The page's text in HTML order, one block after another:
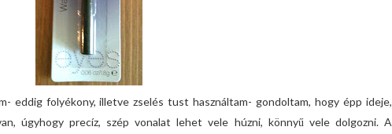
eddig folyékony, illetve zselés tust használtam- gondoltam, hogy épp ideje,
úgyhogy precíz, szép vonalat lehet vele húzni, könnyű vele dolgozni. A